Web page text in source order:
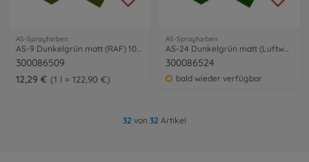
AS-Sprayfarben
AS-9 Dunkelgrün matt (RAF) 100ml
300086509
12,29 €
1 l = 122,90 €
AS-Sprayfarben
AS-24 Dunkelgrün matt (Luftwaffe) 100ml
300086524
bald wieder verfügbar
32 von 32 Artikel